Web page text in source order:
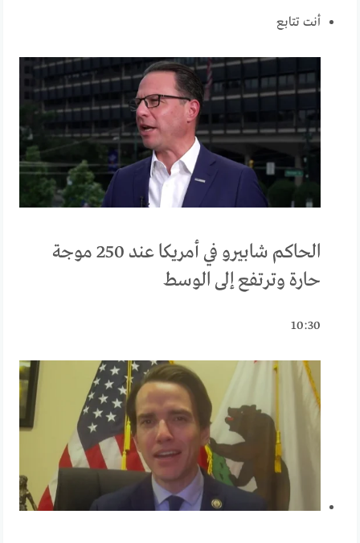
أنت تتابع
الحاكم شابيرو في أمريكا عند 250 موجة
حارة وترتفع إلى الوسط
10:30